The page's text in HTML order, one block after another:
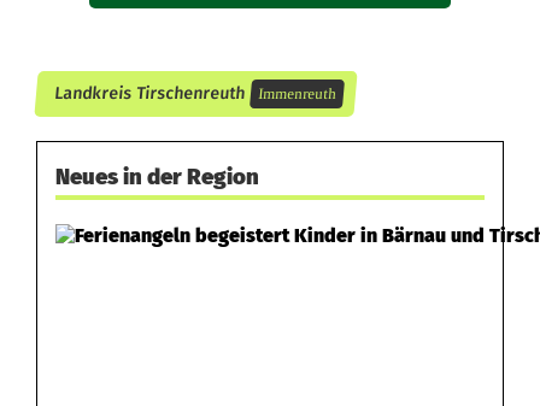
Landkreis Tirschenreuth Immenreuth
Neues in der Region